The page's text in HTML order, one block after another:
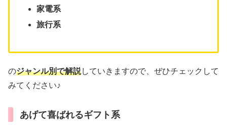
家電系
旅行系
のジャンル別で解説していきますので、ぜひチェックして
みてください♪
あげて喜ばれるギフト系